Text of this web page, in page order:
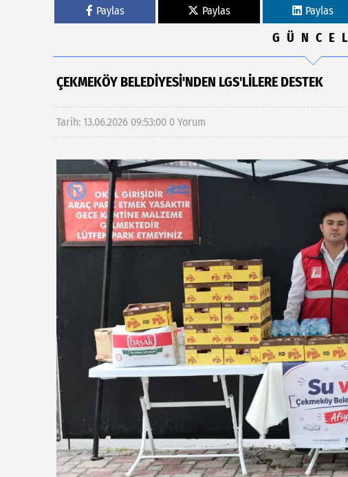
Paylas Paylas Paylas
GÜNCEL
ÇEKMEKÖY BELEDIYESI'NDEN LGS'LILERE DESTEK
Tarih: 13.06.2026 09:53:00 0 Yorum